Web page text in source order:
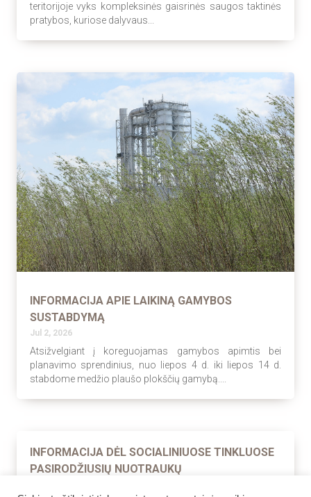
teritorijoje vyks kompleksinės gaisrinės saugos taktinės
pratybos, kuriose dalyvaus...
INFORMACIJA APIE LAIKINĄ GAMYBOS
SUSTABDYMĄ
Jul 2, 2026
Atsižvelgiant į koreguojamas gamybos apimtis bei
planavimo sprendinius, nuo liepos 4 d. iki liepos 14 d.
stabdome medžio plaušo plokščių gamybą....
INFORMACIJA DĖL SOCIALINIUOSE TINKLUOSE
PASIRODŽIUSIŲ NUOTRAUKŲ